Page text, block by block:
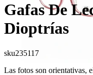
Gafas De
Dioptrías
sku235117
Las fotos son orientativas,